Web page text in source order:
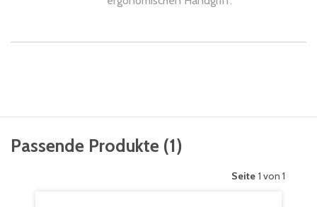
Passende Produkte (1)
Seite 1 von 1